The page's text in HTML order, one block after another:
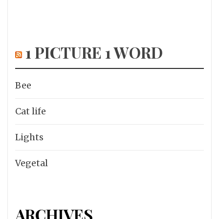
1 PICTURE 1 WORD
Bee
Cat life
Lights
Vegetal
ARCHIVES